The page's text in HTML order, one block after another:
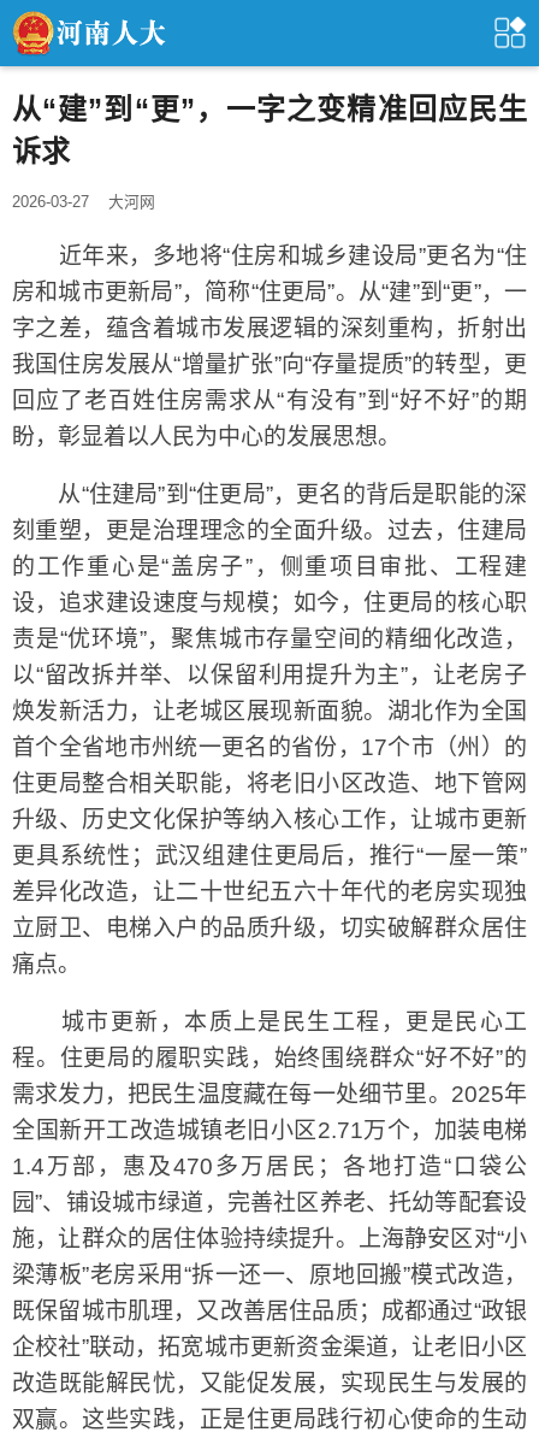
从“建”到“更”，一字之变精准回应民生
诉求
2026-03-27 大河网
近年来，多地将“住房和城乡建设局”更名为“住
房和城市更新局”，简称“住更局”。从“建”到“更”，一
字之差，蕴含着城市发展逻辑的深刻重构，折射出
我国住房发展从“增量扩张”向“存量提质”的转型，更
回应了老百姓住房需求从“有没有”到“好不好”的期
盼，彰显着以人民为中心的发展思想。
从“住建局”到“住更局”，更名的背后是职能的深
刻重塑，更是治理理念的全面升级。过去，住建局
的工作重心是“盖房子”，侧重项目审批、工程建
设，追求建设速度与规模；如今，住更局的核心职
责是“优环境”，聚焦城市存量空间的精细化改造，
以“留改拆并举、以保留利用提升为主”，让老房子
焕发新活力，让老城区展现新面貌。湖北作为全国
首个全省地市州统一更名的省份，17个市（州）的
住更局整合相关职能，将老旧小区改造、地下管网
升级、历史文化保护等纳入核心工作，让城市更新
更具系统性；武汉组建住更局后，推行“一屋一策”
差异化改造，让二十世纪五六十年代的老房实现独
立厨卫、电梯入户的品质升级，切实破解群众居住
痛点。
城市更新，本质上是民生工程，更是民心工
程。住更局的履职实践，始终围绕群众“好不好”的
需求发力，把民生温度藏在每一处细节里。2025年
全国新开工改造城镇老旧小区2.71万个，加装电梯
1.4万部，惠及470多万居民；各地打造“口袋公
园”、铺设城市绿道，完善社区养老、托幼等配套设
施，让群众的居住体验持续提升。上海静安区对“小
梁薄板”老房采用“拆一还一、原地回搬”模式改造，
既保留城市肌理，又改善居住品质；成都通过“政银
企校社”联动，拓宽城市更新资金渠道，让老旧小区
改造既能解民忧，又能促发展，实现民生与发展的
双赢。这些实践，正是住更局践行初心使命的生动